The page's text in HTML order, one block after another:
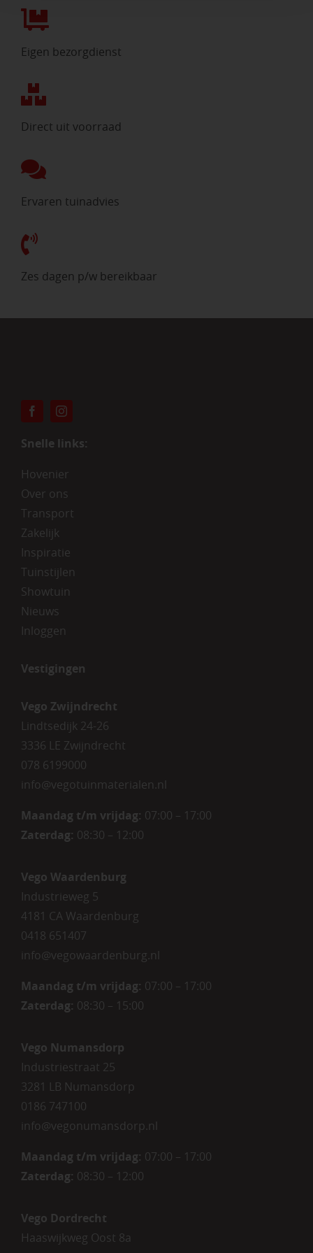
Eigen bezorgdienst
Direct uit voorraad
Ervaren tuinadvies
Zes dagen p/w bereikbaar
Snelle links:
Hovenier
Over ons
Transport
Zakelijk
Inspiratie
Tuinstijlen
Showtuin
Nieuws
Inloggen
Vestigingen
Vego Zwijndrecht
Lindtsedijk 24-26
3336 LE Zwijndrecht
078 6199000
info@vegotuinmaterialen.nl
Maandag t/m vrijdag: 07:00 – 17:00
Zaterdag: 08:30 – 12:00
Vego Waardenburg
Industrieweg 5
4181 CA Waardenburg
0418 651407
info@vegowaardenburg.nl
Maandag t/m vrijdag: 07:00 – 17:00
Zaterdag: 08:30 – 15:00
Vego Numansdorp
Industriestraat 25
3281 LB Numansdorp
0186 747100
info@vegonumansdorp.nl
Maandag t/m vrijdag: 07:00 – 17:00
Zaterdag: 08:30 – 12:00
Vego Dordrecht
Haaswijkweg Oost 8a